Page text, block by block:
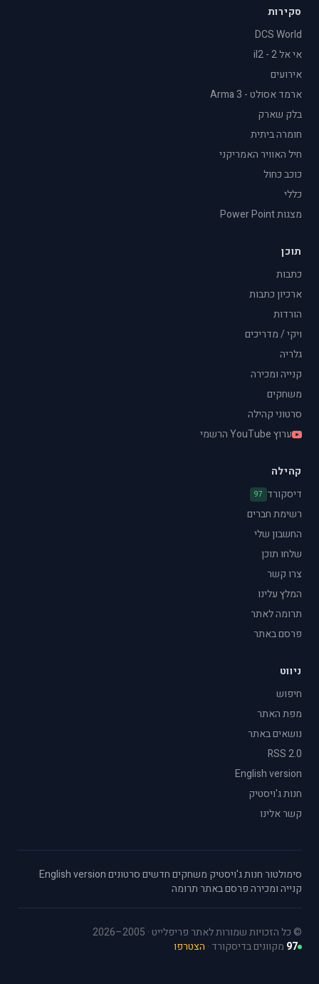
סקירות
DCS World
אי אל 2 - il2
אירועים
ארמד אסולט - Arma 3
בלק שארק
חומרה ביתית
חיל האוויר האמריקני
כוכב כחול
כללי
מצגות Power Point
תוכן
כתבות
ארכיון כתבות
הורדות
ויקי / מדריכים
גלריה
קנייה ומכירה
משחקים
סרטוני קהילה
ערוץ YouTube הרשמי
קהילה
דיסקורד 97
רשימת חברים
החשבון שלי
שלחו תוכן
צרו קשר
המלץ עלינו
תרומה לאתר
פרסם באתר
ניווט
חיפוש
מפת האתר
נושאים באתר
RSS 2.0
English version
חנות ג'ויסטיק
קשר אלינו
סימולטור·חנות ג'ויסטיק·משחקים חדשים·סרטונים·
English version
·
קנייה ומכירה·פרסם באתר·תרומה
© כל הזכויות שמורות לאתר פריפלייט · 2005–2026
97 מקוונים בדיסקורד · הצטרפו